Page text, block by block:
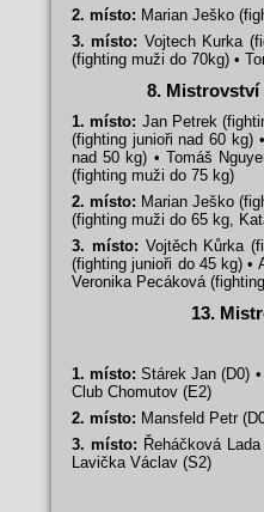
2. místo: Marian Ješko
3. místo: Vojtech Kurka
(fighting muži do 70kg) •
8. Mistrovství
1. místo: Jan Petrek
(fighting junioři nad 60 kg)
nad 50 kg) • Tomáš
(fighting muži do 75 kg)
2. místo: Marian Ješko
(fighting muži do 65 kg,
3. místo: Vojtěch Kůrka
(fighting junioři do 45 kg) •
Veronika Pecáková
13.
1. místo: Stárek Jan (D0)
Club Chomutov (E2)
2. místo: Mansfeld Petr
3. místo: Řeháčková
Lavička Václav (S2)